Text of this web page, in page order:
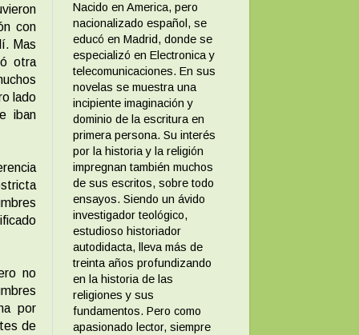
con
Mas
otra
lado
iban
no
por
de
Nacido en America, pero
nacionalizado español, se
educó en Madrid, donde se
especializó en Electronica y
telecomunicaciones. En sus
novelas se muestra una
incipiente imaginación y
dominio de la escritura en
primera persona. Su interés
por la historia y la religión
impregnan también muchos
de sus escritos, sobre todo
ensayos. Siendo un ávido
investigador teológico,
estudioso historiador
autodidacta, lleva más de
treinta años profundizando
en la historia de las
religiones y sus
fundamentos. Pero como
apasionado lector, siempre